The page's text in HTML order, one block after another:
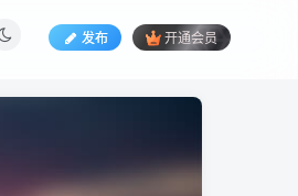
发布 开通会员